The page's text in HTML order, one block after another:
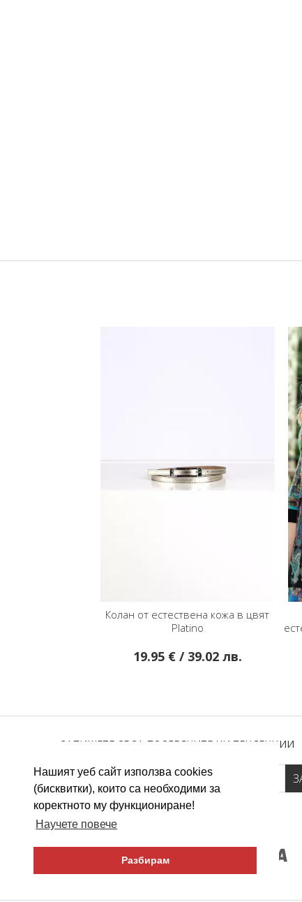
Нашият уеб сайт използва cookies
(бисквитки), които са необходими за
коректното му функциониране!
Научете повече
Разбирам
Колан от естествена кожа в цвят
Platino
19.95 € / 39.02 лв.
ЗАПИШЕТЕ СЕ ЗА ПОСЛЕДНИТЕ НИ ТЕНДЕНЦИИ